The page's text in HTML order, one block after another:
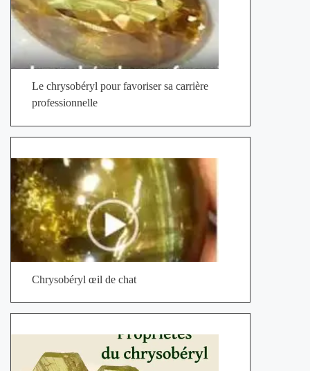
Le chrysobéryl pour favoriser sa carrière
professionnelle
Chrysobéryl œil de chat